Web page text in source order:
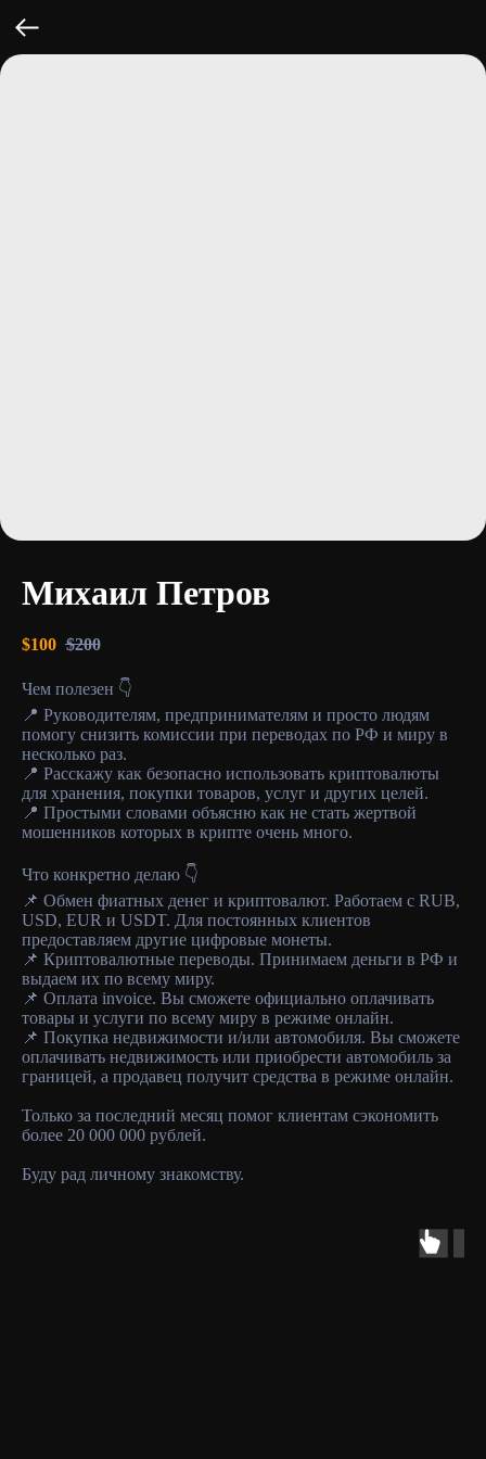
Михаил Петров
$100 $200
Чем полезен 👇
📍 Руководителям, предпринимателям и просто людям
помогу снизить комиссии при переводах по РФ и миру в
несколько раз.
📍 Расскажу как безопасно использовать криптовалюты
для хранения, покупки товаров, услуг и других целей.
📍 Простыми словами объясню как не стать жертвой
мошенников которых в крипте очень много.
Что конкретно делаю 👇
📌 Обмен фиатных денег и криптовалют. Работаем с RUB,
USD, EUR и USDT. Для постоянных клиентов
предоставляем другие цифровые монеты.
📌 Криптовалютные переводы. Принимаем деньги в РФ и
выдаем их по всему миру.
📌 Оплата invoice. Вы сможете официально оплачивать
товары и услуги по всему миру в режиме онлайн.
📌 Покупка недвижимости и/или автомобиля. Вы сможете
оплачивать недвижимость или приобрести автомобиль за
границей, а продавец получит средства в режиме онлайн.
Только за последний месяц помог клиентам сэкономить
более 20 000 000 рублей.
Буду рад личному знакомству.